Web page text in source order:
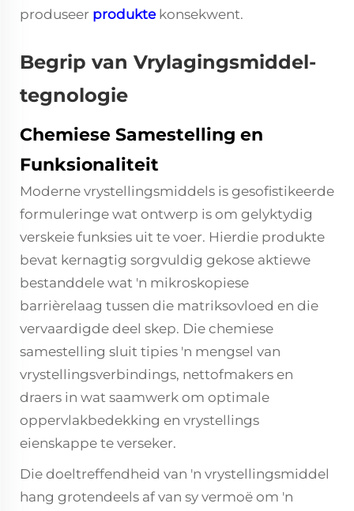
produseer produkte konsekwent.
Begrip van Vrylagingsmiddel-
tegnologie
Chemiese Samestelling en
Funksionaliteit
Moderne vrystellingsmiddels is gesofistikeerde
formuleringe wat ontwerp is om gelyktydig
verskeie funksies uit te voer. Hierdie produkte
bevat kernagtig sorgvuldig gekose aktiewe
bestanddele wat 'n mikroskopiese
barrièrelaag tussen die matriksovloed en die
vervaardigde deel skep. Die chemiese
samestelling sluit tipies 'n mengsel van
vrystellingsverbindings, nettofmakers en
draers in wat saamwerk om optimale
oppervlakbedekking en vrystellings
eienskappe te verseker.
Die doeltreffendheid van 'n vrystellingsmiddel
hang grotendeels af van sy vermoë om 'n